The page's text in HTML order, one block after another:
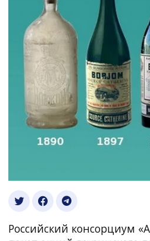
Российский консорциум